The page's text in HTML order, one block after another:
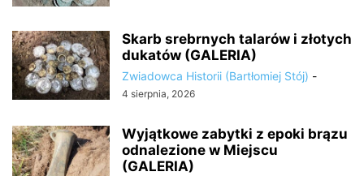
Skarb srebrnych talarów i złotych
dukatów (GALERIA)
Zwiadowca Historii (Bartłomiej Stój) -
4 sierpnia, 2026
Wyjątkowe zabytki z epoki brązu
odnalezione w Miejscu
(GALERIA)